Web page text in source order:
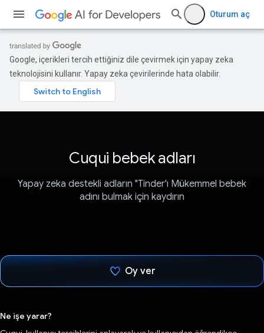
Oturum aç
Google, içerikleri tercih ettiğiniz dile çevirmek için yapay zeka
teknolojisini kullanır. Yapay zeka çevirilerinde hata olabilir.
Cuqui bebek adları
Yapay zeka destekli adların "Tinder'ı Mükemmel bebek
adını bulmak için kaydırın
Oy ver
Ne işe yarar?